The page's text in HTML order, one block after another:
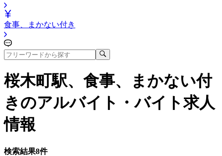
食事、まかない付き
桜木町駅、食事、まかない付
きのアルバイト・バイト求人
情報
検索結果8件